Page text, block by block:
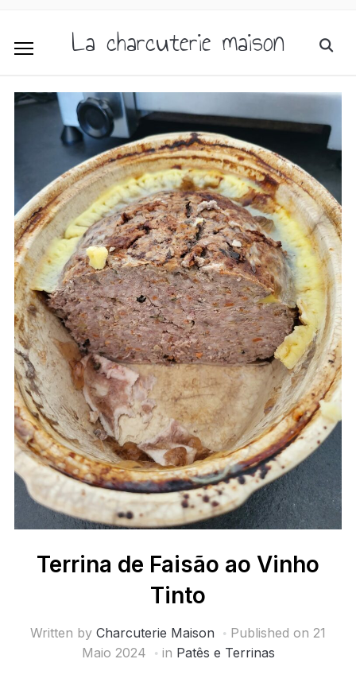
La charcuterie maison
Terrina de Faisão ao Vinho
Tinto
Written by Charcuterie Maison Published on 21
Maio 2024
in Patês e Terrinas